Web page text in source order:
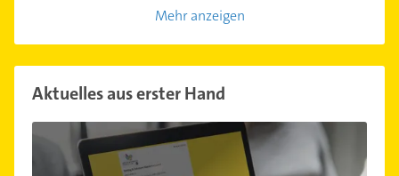
Mehr anzeigen
Aktuelles aus erster Hand